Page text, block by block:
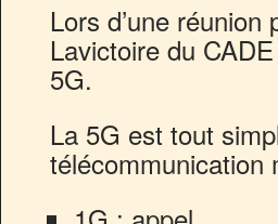
Lors d’une
Lavictoire du
5G.
La 5G est tout
télécommunication